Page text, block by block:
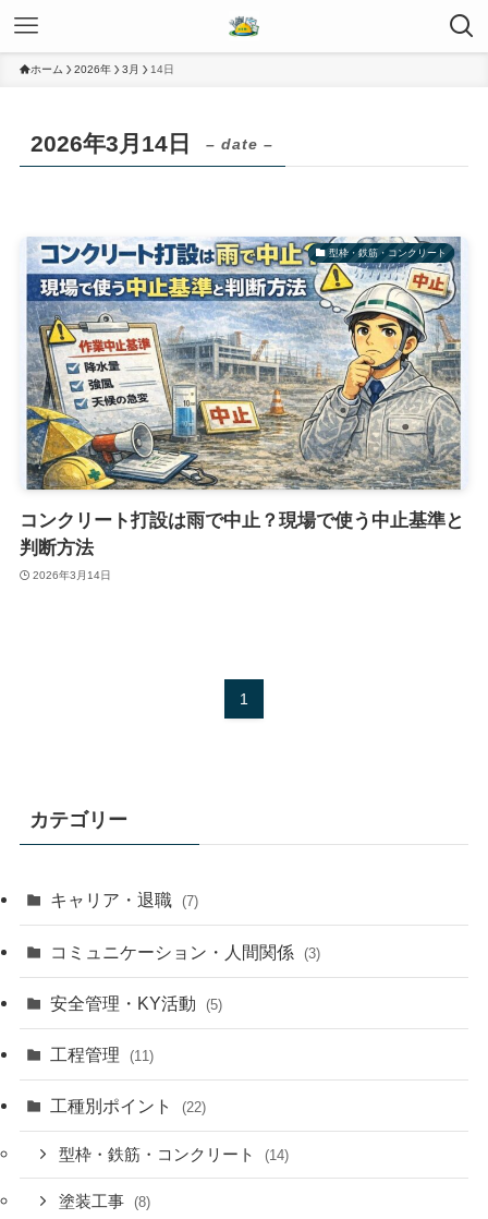
ホーム 2026年 3月 14日
2026年3月14日 – date –
型枠・鉄筋・コンクリート
コンクリート打設は雨で中止？現場で使う中止基準と
判断方法
2026年3月14日
1
カテゴリー
キャリア・退職 (7)
コミュニケーション・人間関係 (3)
安全管理・KY活動 (5)
工程管理 (11)
工種別ポイント (22)
型枠・鉄筋・コンクリート (14)
塗装工事 (8)